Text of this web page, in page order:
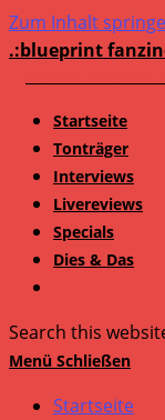
Zum Inhalt
.:blueprint
Startseite
Tonträger
Interviews
Livereviews
Specials
Dies & Das
Search this
Menü Schließen
Startseite